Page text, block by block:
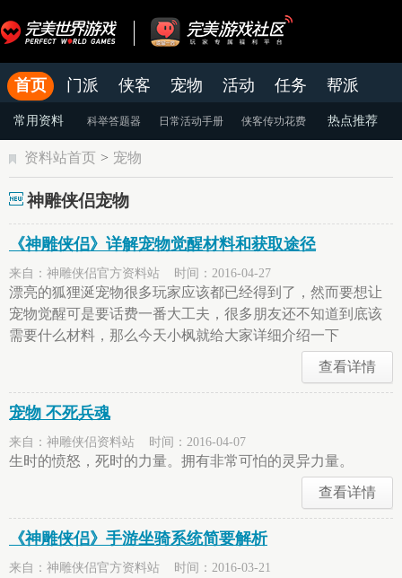
首页 门派 侠客 宠物 活动 任务
帮派
官网
论坛 老虎游戏APP
常用资料 科举答题器 日常活动手册 侠客传功花费 热点推荐
颜色蜕变 天命系统 染色系统
资料站首页 > 宠物
神雕侠侣宠物
《神雕侠侣》详解宠物觉醒材料和获取途径
来自：神雕侠侣官方资料站 时间：2016-04-27
漂亮的狐狸涎宠物很多玩家应该都已经得到了，然而要想让
宠物觉醒可是要话费一番大工夫，很多朋友还不知道到底该
需要什么材料，那么今天小枫就给大家详细介绍一下
查看详情
宠物 不死兵魂
来自：神雕侠侣资料站 时间：2016-04-07
生时的愤怒，死时的力量。拥有非常可怕的灵异力量。
查看详情
《神雕侠侣》手游坐骑系统简要解析
来自：神雕侠侣官方资料站 时间：2016-03-21